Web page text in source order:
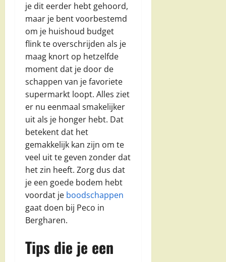
je dit eerder hebt gehoord,
maar je bent voorbestemd
om je huishoud budget
flink te overschrijden als je
maag knort op hetzelfde
moment dat je door de
schappen van je favoriete
supermarkt loopt. Alles ziet
er nu eenmaal smakelijker
uit als je honger hebt. Dat
betekent dat het
gemakkelijk kan zijn om te
veel uit te geven zonder dat
het zin heeft. Zorg dus dat
je een goede bodem hebt
voordat je boodschappen
gaat doen bij Peco in
Bergharen.
Tips die je een